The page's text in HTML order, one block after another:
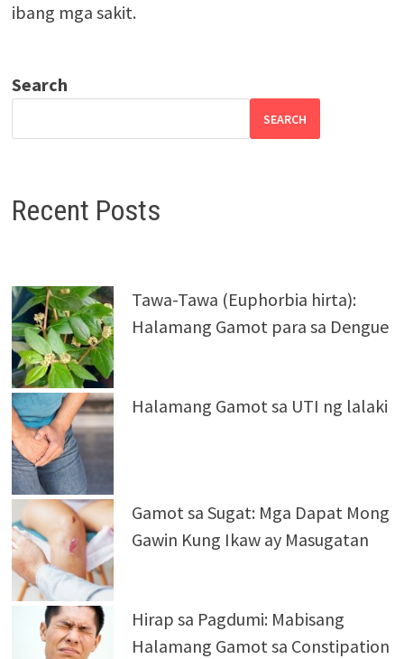
ibang mga sakit.
Search
SEARCH
Recent Posts
Tawa-Tawa (Euphorbia hirta):
Halamang Gamot para sa Dengue
Halamang Gamot sa UTI ng lalaki
Gamot sa Sugat: Mga Dapat Mong
Gawin Kung Ikaw ay Masugatan
Hirap sa Pagdumi: Mabisang
Halamang Gamot sa Constipation